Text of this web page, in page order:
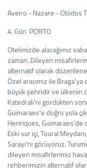
Aveiro - Nazare - Obidos
4. Gün PORTO
Otelimizde alacağımız
zaman. Dileyen
alternatif olarak
Özel aracımız ile
büyük şehridir ve ülkenin
Katedrali'ni gördükten
Guimaraes'e doğru yola
Henriques, Guimaraes'de
Eski sur içi, Toural
Sarayı'nı görüyoruz.
dileyen misafirlerimiz
rehberimizin alternatif